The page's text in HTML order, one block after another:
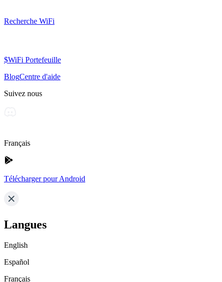
Recherche WiFi
$WiFi Portefeuille
BlogCentre d'aide
Suivez nous
Français
Télécharger pour Android
Langues
English
Español
Français